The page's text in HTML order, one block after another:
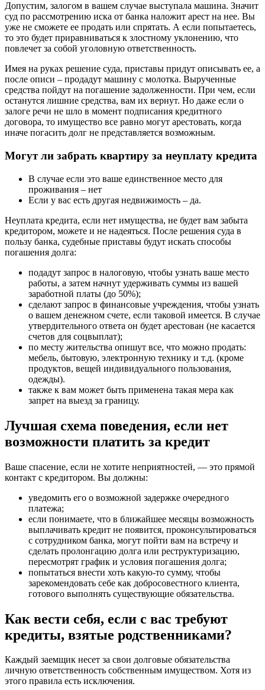
Допустим, залогом в вашем случае выступала машина. Значит
суд по рассмотрению иска от банка наложит арест на нее. Вы
уже не сможете ее продать или спрятать. А если попытаетесь,
то это будет приравниваться к злостному уклонению, что
повлечет за собой уголовную ответственность.
Имея на руках решение суда, приставы придут описывать ее, а
после описи – продадут машину с молотка. Вырученные
средства пойдут на погашение задолженности. При чем, если
останутся лишние средства, вам их вернут. Но даже если о
залоге речи не шло в момент подписания кредитного
договора, то имущество все равно могут арестовать, когда
иначе погасить долг не представляется возможным.
Могут ли забрать квартиру за неуплату кредита
В случае если это ваше единственное место для
проживания – нет
Если у вас есть другая недвижимость – да.
Неуплата кредита, если нет имущества, не будет вам забыта
кредитором, можете и не надеяться. После решения суда в
пользу банка, судебные приставы будут искать способы
погашения долга:
подадут запрос в налоговую, чтобы узнать ваше место
работы, а затем начнут удерживать суммы из вашей
заработной платы (до 50%);
сделают запрос в финансовые учреждения, чтобы узнать
о вашем денежном счете, если таковой имеется. В случае
утвердительного ответа он будет арестован (не касается
счетов для соцвыплат);
по месту жительства опишут все, что можно продать:
мебель, бытовую, электронную технику и т.д. (кроме
продуктов, вещей индивидуального пользования,
одежды).
также к вам может быть применена такая мера как
запрет на выезд за границу.
Лучшая схема поведения, если нет
возможности платить за кредит
Ваше спасение, если не хотите неприятностей, — это прямой
контакт с кредитором. Вы должны:
уведомить его о возможной задержке очередного
платежа;
если понимаете, что в ближайшее месяцы возможность
выплачивать кредит не появится, проконсультироваться
с сотрудником банка, могут пойти вам на встречу и
сделать пролонгацию долга или реструктуризацию,
пересмотрят график и условия погашения долга;
попытаться внести хоть какую-то сумму, чтобы
зарекомендовать себе как добросовестного клиента,
готового выполнять существующие обязательства.
Как вести себя, если с вас требуют
кредиты, взятые родственниками?
Каждый заемщик несет за свои долговые обязательства
личную ответственность собственным имуществом. Хотя из
этого правила есть исключения.